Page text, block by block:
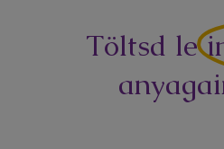
Töltsd le